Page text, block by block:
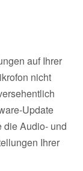
auf Ihrer
nicht
Update
die Audio- und
Ihrer